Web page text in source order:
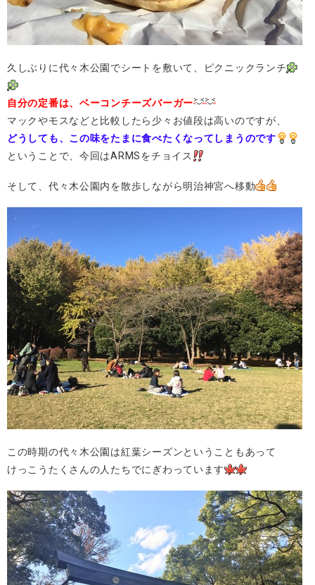
久しぶりに代々木公園でシートを敷いて、ピクニックランチ
自分の定番は、ベーコンチーズバーガー
マックやモスなどと比較したら少々お値段は高いのですが、
どうしても、この味をたまに食べたくなってしまうのです
ということで、今回はARMSをチョイス
そして、代々木公園内を散歩しながら明治神宮へ移動
この時期の代々木公園は紅葉シーズンということもあって
けっこうたくさんの人たちでにぎわっています